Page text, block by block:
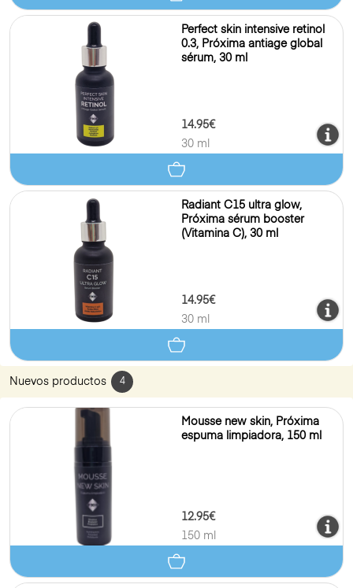
Perfect skin intensive retinol
0.3, Próxima antiage global
sérum, 30 ml
14.95€
30 ml
Radiant C15 ultra glow,
Próxima sérum booster
(Vitamina C), 30 ml
14.95€
30 ml
Nuevos productos 4
Mousse new skin, Próxima
espuma limpiadora, 150 ml
12.95€
150 ml